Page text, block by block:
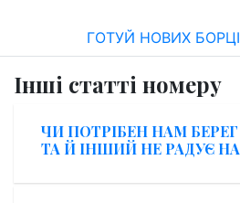
ГОТУЙ НОВИХ
Інші статті номеру
ЧИ ПОТРІБЕН НАМ
ТА Й ІНШИЙ НЕ РАДУЄ